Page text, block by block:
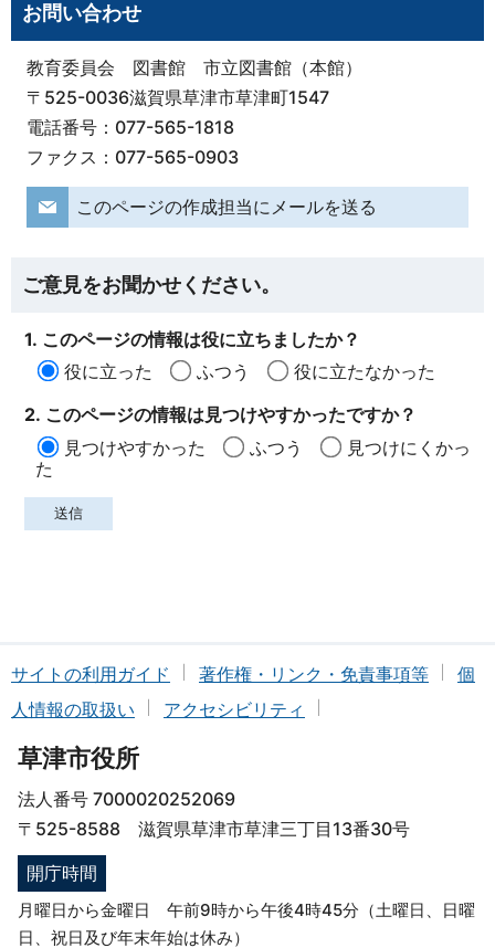
お問い合わせ
教育委員会 図書館 市立図書館（本館）
〒525-0036滋賀県草津市草津町1547
電話番号：077-565-1818
ファクス：077-565-0903
このページの作成担当にメールを送る
ご意見をお聞かせください。
1. このページの情報は役に立ちましたか？
役に立った
ふつう
役に立たなかった
2. このページの情報は見つけやすかったですか？
見つけやすかった
ふつう
見つけにくかっ
た
サイトの利用ガイド 著作権・リンク・免責事項等
個
人情報の取扱い
アクセシビリティ
草津市役所
法人番号 7000020252069
〒525-8588 滋賀県草津市草津三丁目13番30号
開庁時間
月曜日から金曜日 午前9時から午後4時45分（土曜日、日曜
日、祝日及び年末年始は休み）